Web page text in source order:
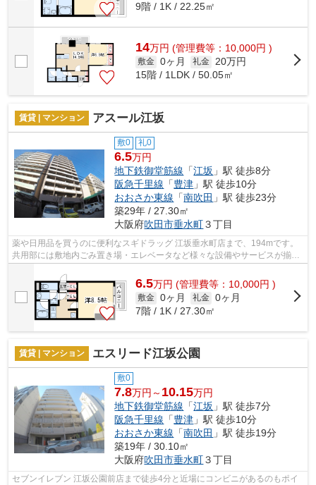
9階 / 1K / 22.25㎡
14万円 (管理費等：10,000円 )
敷金 0ヶ月 礼金 20万円
15階 / 1LDK / 50.05㎡
賃貸 | マンション アスール江坂
敷0 礼0
6.5万円
地下鉄御堂筋線 「江坂 」駅 徒歩8分
阪急千里線 「豊津 」駅 徒歩10分
おおさか東線 「南吹田 」駅 徒歩23分
築29年 / 27.30㎡
大阪府吹田市垂水町３丁目
薬や日用品を買うのに便利なスギドラッグ 江坂垂水町店まで、194mです。
共用部には敷地内ごみ置き場・エレベータなど様々な設備やサービスが揃っ
ているので便利です。こちらの物件はマ...
6.5万円 (管理費等：10,000円 )
敷金 0ヶ月 礼金 0ヶ月
7階 / 1K / 27.30㎡
賃貸 | マンション エスリード江坂公園
敷0
7.8万円～ 10.15万円
地下鉄御堂筋線 「江坂 」駅 徒歩7分
阪急千里線 「豊津 」駅 徒歩10分
おおさか東線 「南吹田 」駅 徒歩19分
築19年 / 30.10㎡
大阪府吹田市垂水町３丁目
セブンイレブン 江坂公園前店まで徒歩4分と近場にコンビニがあるのもポイ